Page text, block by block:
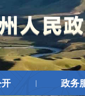
政务